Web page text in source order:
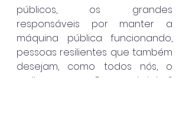
públicos, os grandes
responsáveis por manter a
máquina pública funcionando,
pessoas resilientes que também
desejam, como todos nós, o
melhor para Caraguatatuba”,